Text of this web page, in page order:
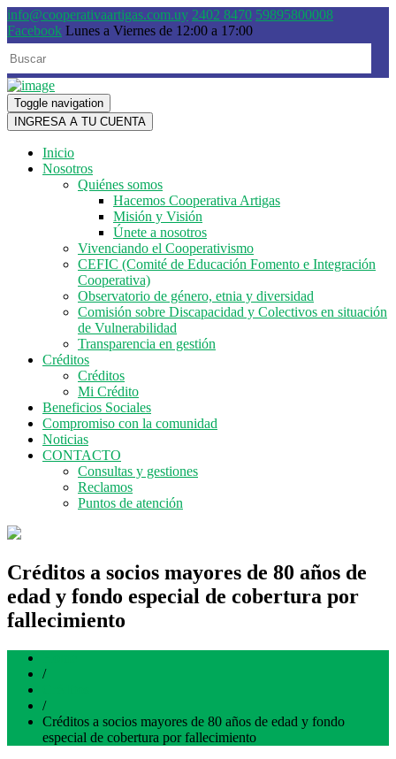
info@cooperativaartigas.com.uy 2402 8470 59895800008
Facebook Lunes a Viernes de 12:00 a 17:00
Toggle navigation
INGRESA A TU CUENTA
Inicio
Nosotros
Quiénes somos
Hacemos Cooperativa Artigas
Misión y Visión
Únete a nosotros
Vivenciando el Cooperativismo
CEFIC (Comité de Educación Fomento e Integración
Cooperativa)
Observatorio de género, etnia y diversidad
Comisión sobre Discapacidad y Colectivos en situación
de Vulnerabilidad
Transparencia en gestión
Créditos
Créditos
Mi Crédito
Beneficios Sociales
Compromiso con la comunidad
Noticias
CONTACTO
Consultas y gestiones
Reclamos
Puntos de atención
Créditos a socios mayores de 80 años de
edad y fondo especial de cobertura por
fallecimiento
/
/
Créditos a socios mayores de 80 años de edad y fondo
especial de cobertura por fallecimiento